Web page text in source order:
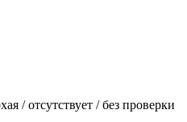
/ отсутствует / без проверки